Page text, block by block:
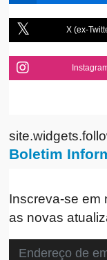
X (ex-
Boletim
Inscreva-se em
as novas